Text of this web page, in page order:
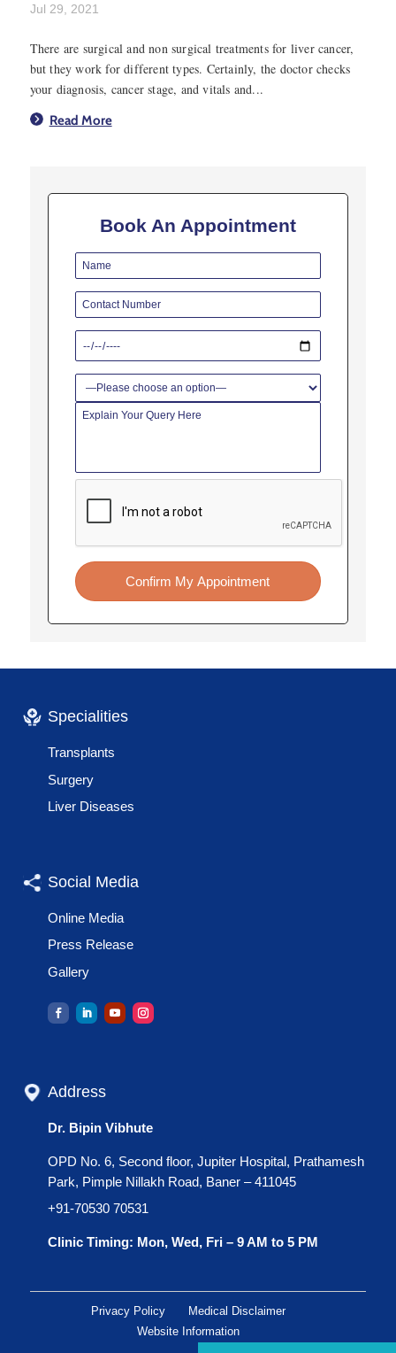
Jul 29, 2021
There are surgical and non surgical treatments for liver cancer,
but they work for different types. Certainly, the doctor checks
your diagnosis, cancer stage, and vitals and...
Read More
Book An Appointment
Confirm My Appointment
Specialities
Transplants
Surgery
Liver Diseases
Social Media
Online Media
Press Release
Gallery
Address
Dr. Bipin Vibhute
OPD No. 6, Second floor, Jupiter Hospital, Prathamesh
Park, Pimple Nillakh Road, Baner – 411045
+91-70530 70531
Clinic Timing: Mon, Wed, Fri – 9 AM to 5 PM
Privacy Policy
Medical Disclaimer
Website Information